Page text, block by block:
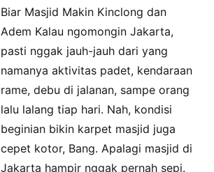
Biar Masjid Makin Kinclong dan
Adem Kalau ngomongin Jakarta,
pasti nggak jauh-jauh dari yang
namanya aktivitas padet, kendaraan
rame, debu di jalanan, sampe orang
lalu lalang tiap hari. Nah, kondisi
beginian bikin karpet masjid juga
cepet kotor, Bang. Apalagi masjid di
Jakarta hampir nggak pernah sepi.